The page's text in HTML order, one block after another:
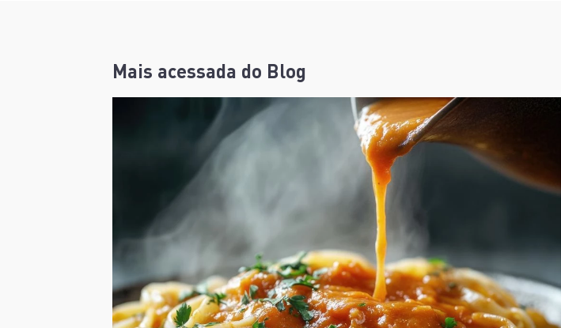
Mais acessada do Blog